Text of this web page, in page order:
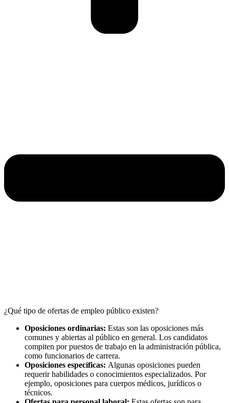
¿Qué tipo de ofertas de empleo público existen?
Oposiciones ordinarias: Estas son las oposiciones más
comunes y abiertas al público en general. Los candidatos
compiten por puestos de trabajo en la administración pública,
como funcionarios de carrera.
Oposiciones específicas: Algunas oposiciones pueden
requerir habilidades o conocimientos especializados. Por
ejemplo, oposiciones para cuerpos médicos, jurídicos o
técnicos.